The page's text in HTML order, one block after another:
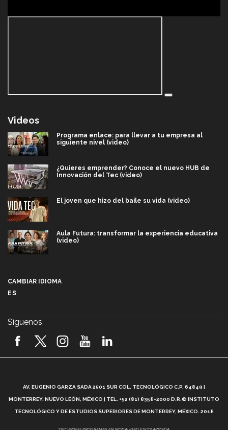
Videos
Programa enlace: para llevar a tu empresa al
siguiente nivel (video)
¿Quieres emprender? Conoce el nuevo HUB de
Innovación del Tec (video)
El joven que hizo del baile su vida (video)
Aula Futura: transformar la experiencia educativa
(video)
2026! (video)
¿Cómo es el Modelo Educativo Tec? (video)
CAMBIAR IDIOMA
ES
Síguenos
AV. EUGENIO GARZA SADA 2501 SUR COL. TECNOLÓGICO C.P. 64849 |
MONTERREY, NUEVO LEÓN, MÉXICO | TEL. +52 (81) 8358-2000 D.R.© INSTITUTO
TECNOLÓGICO Y DE ESTUDIOS SUPERIORES DE MONTERREY, MÉXICO. 2018
*DEC-520912 PROGRAMAS EN MODALIDAD ESCOLARIZADA.